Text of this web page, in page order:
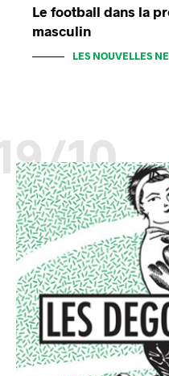
Le football dans la
masculin
LES NOUVELLES
10